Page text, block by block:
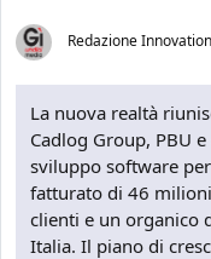
Redazione
La nuova realtà
Cadlog Group, PBU
sviluppo software
fatturato di 46
clienti e un organico
Italia. Il piano di